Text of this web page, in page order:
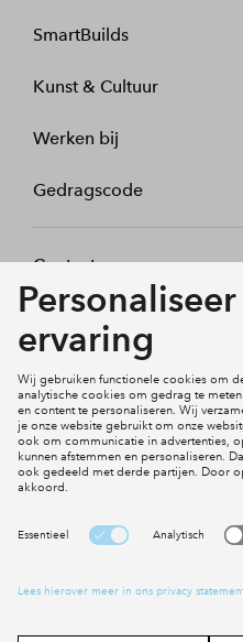
SmartBuilds
Kunst & Cultuur
Werken bij
Gedragscode
Contact
Mijn profiel
Social Media
Cookies